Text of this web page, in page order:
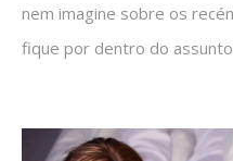
nem imagine sobre os
fique por dentro do